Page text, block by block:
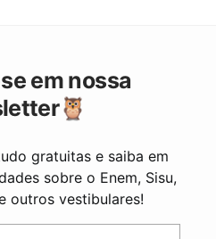
em nossa
gratuitas e saiba em
sobre o Enem, Sisu,
outros vestibulares!